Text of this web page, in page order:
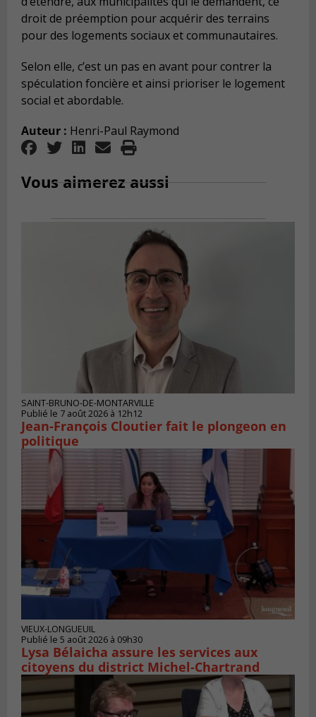
droit de préemption pour acquérir des terrains
pour des logements sociaux et communautaires.
Selon elle, c’est un pas en avant pour contrer la
spéculation foncière et ainsi prioriser le logement
social et abordable.
Auteur : Henri-Paul Raymond
Vous aimerez aussi
SAINT-BRUNO-DE-MONTARVILLE
Publié le 7 août 2026 à 12h12
Jean-François Cloutier fait le plongeon en
politique
VIEUX-LONGUEUIL
Publié le 5 août 2026 à 09h30
Lysa Bélaicha assure les services aux
citoyens du district Michel‑Chartrand